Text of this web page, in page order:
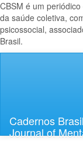
CBSM é um
da saúde coletiva,
psicossocial,
Brasil.
Lateral
Cadernos
Journal of